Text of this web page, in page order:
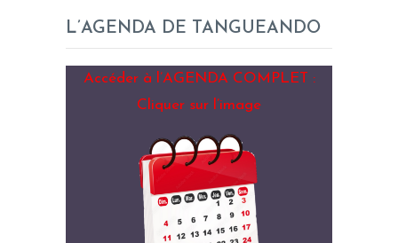
L’AGENDA DE TANGUEANDO
Accéder à l’AGENDA COMPLET :
Cliquer sur l’image